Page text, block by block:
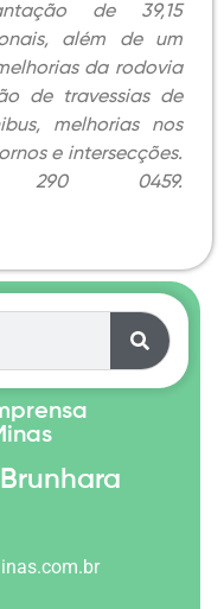
de 39,15
além de um
da rodovia
de travessias de
melhorias nos
e intersecções.
290 0459.